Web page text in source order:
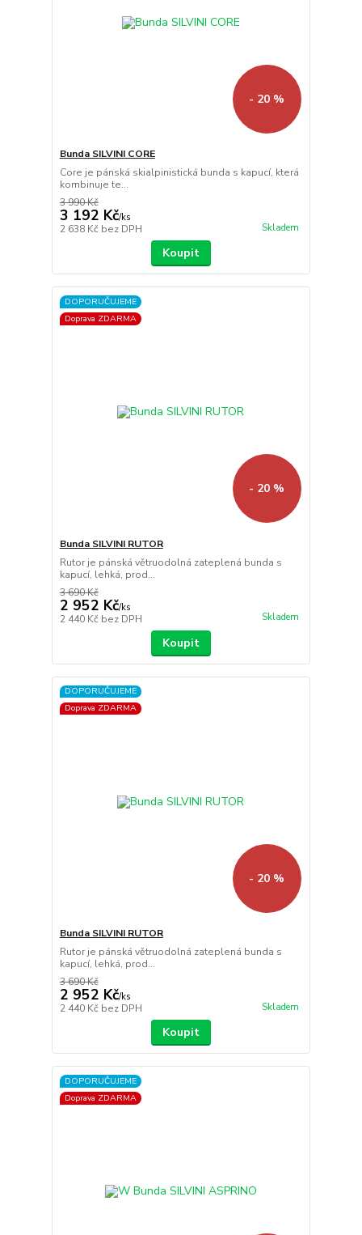
- 20 %
Bunda SILVINI CORE
Core je pánská skialpinistická bunda s kapucí, která
kombinuje te...
3 990 Kč
3 192 Kč/ks
2 638 Kč bez DPH Skladem
Koupit
DOPORUČUJEME
Doprava ZDARMA
- 20 %
Bunda SILVINI RUTOR
Rutor je pánská větruodolná zateplená bunda s
kapucí, lehká, prod...
3 690 Kč
2 952 Kč/ks
2 440 Kč bez DPH Skladem
Koupit
DOPORUČUJEME
Doprava ZDARMA
- 20 %
Bunda SILVINI RUTOR
Rutor je pánská větruodolná zateplená bunda s
kapucí, lehká, prod...
3 690 Kč
2 952 Kč/ks
2 440 Kč bez DPH Skladem
Koupit
DOPORUČUJEME
Doprava ZDARMA